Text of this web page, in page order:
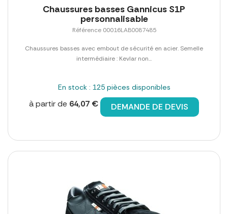
Chaussures basses Gannicus S1P
personnalisable
Référence 00016LAB0087485
Chaussures basses avec embout de sécurité en acier. Semelle
intermédiaire : Kevlar non...
En stock : 125 pièces disponibles
à partir de 64,07 € DEMANDE DE DEVIS